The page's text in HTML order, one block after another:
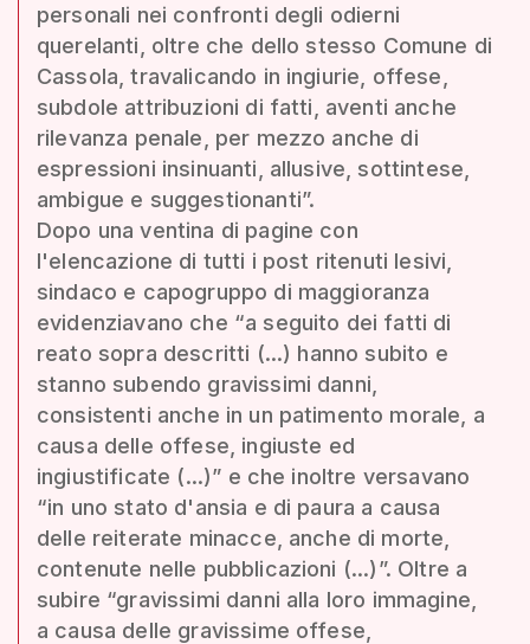
personali nei confronti degli odierni
querelanti, oltre che dello stesso Comune di
Cassola, travalicando in ingiurie, offese,
subdole attribuzioni di fatti, aventi anche
rilevanza penale, per mezzo anche di
espressioni insinuanti, allusive, sottintese,
ambigue e suggestionanti”.
Dopo una ventina di pagine con
l'elencazione di tutti i post ritenuti lesivi,
sindaco e capogruppo di maggioranza
evidenziavano che “a seguito dei fatti di
reato sopra descritti (...) hanno subito e
stanno subendo gravissimi danni,
consistenti anche in un patimento morale, a
causa delle offese, ingiuste ed
ingiustificate (...)” e che inoltre versavano
“in uno stato d'ansia e di paura a causa
delle reiterate minacce, anche di morte,
contenute nelle pubblicazioni (...)”. Oltre a
subire “gravissimi danni alla loro immagine,
a causa delle gravissime offese,